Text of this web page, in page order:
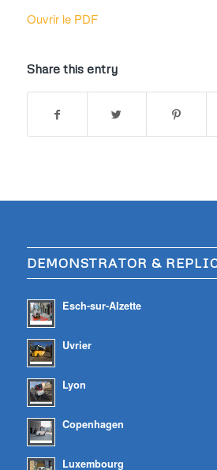
Ouvrir le PDF
Share this entry
DEMONSTRATOR &
Esch-sur-Alzette
Uvrier
Lyon
Copenhagen
Luxembourg